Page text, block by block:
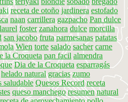
receta de otoño jardinera estofado
naan carrillera gazpacho Pan dulce
laurel foster zanahora dulce morcilla
san jacobo fruta parmesanas patatas
Wien torte salado sacher carne
la Croqueta pan facil almendra
Dia de la Croqueta esparragás
helado natural gracias zumo
saludable Quesos Record receta
queso manchego resumen natural